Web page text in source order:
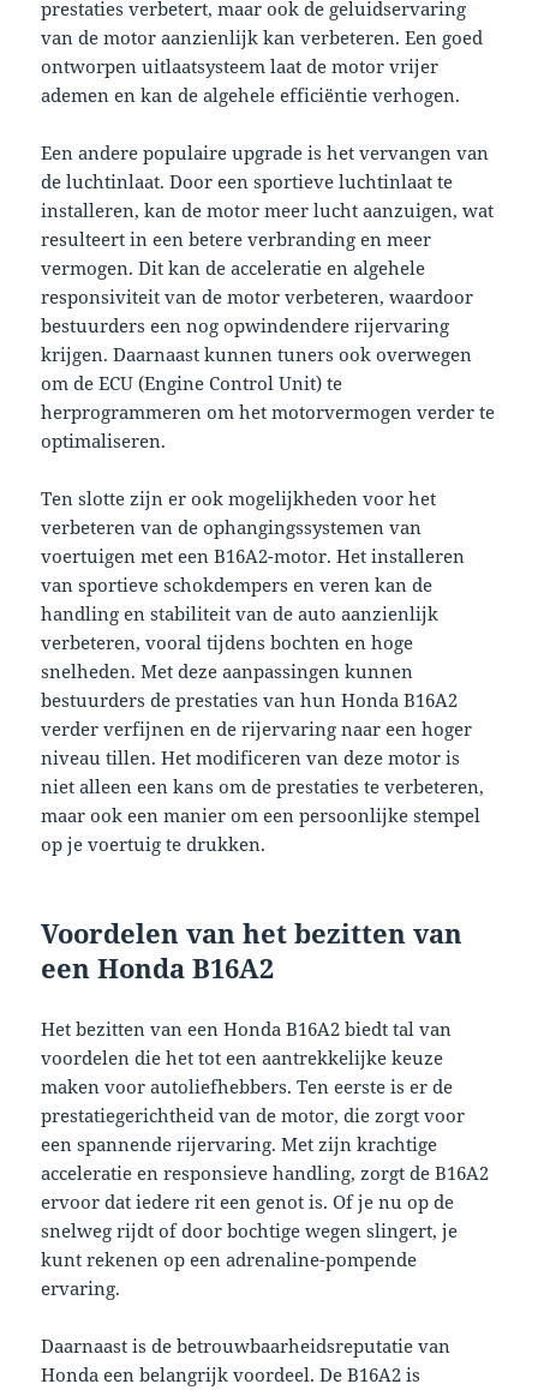
prestaties verbetert, maar ook de geluidservaring
van de motor aanzienlijk kan verbeteren. Een goed
ontworpen uitlaatsysteem laat de motor vrijer
ademen en kan de algehele efficiëntie verhogen.
Een andere populaire upgrade is het vervangen van
de luchtinlaat. Door een sportieve luchtinlaat te
installeren, kan de motor meer lucht aanzuigen, wat
resulteert in een betere verbranding en meer
vermogen. Dit kan de acceleratie en algehele
responsiviteit van de motor verbeteren, waardoor
bestuurders een nog opwindendere rijervaring
krijgen. Daarnaast kunnen tuners ook overwegen
om de ECU (Engine Control Unit) te
herprogrammeren om het motorvermogen verder te
optimaliseren.
Ten slotte zijn er ook mogelijkheden voor het
verbeteren van de ophangingssystemen van
voertuigen met een B16A2-motor. Het installeren
van sportieve schokdempers en veren kan de
handling en stabiliteit van de auto aanzienlijk
verbeteren, vooral tijdens bochten en hoge
snelheden. Met deze aanpassingen kunnen
bestuurders de prestaties van hun Honda B16A2
verder verfijnen en de rijervaring naar een hoger
niveau tillen. Het modificeren van deze motor is
niet alleen een kans om de prestaties te verbeteren,
maar ook een manier om een persoonlijke stempel
op je voertuig te drukken.
Voordelen van het bezitten van
een Honda B16A2
Het bezitten van een Honda B16A2 biedt tal van
voordelen die het tot een aantrekkelijke keuze
maken voor autoliefhebbers. Ten eerste is er de
prestatiegerichtheid van de motor, die zorgt voor
een spannende rijervaring. Met zijn krachtige
acceleratie en responsieve handling, zorgt de B16A2
ervoor dat iedere rit een genot is. Of je nu op de
snelweg rijdt of door bochtige wegen slingert, je
kunt rekenen op een adrenaline-pompende
ervaring.
Daarnaast is de betrouwbaarheidsreputatie van
Honda een belangrijk voordeel. De B16A2 is